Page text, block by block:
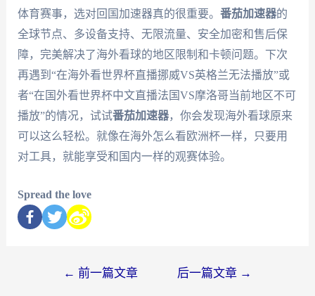
体育赛事，选对回国加速器真的很重要。 番茄加速器的
全球节点、多设备支持、无限流量、安全加密和售后保
障，完美解决了海外看球的地区限制和卡顿问题。下次
再遇到“在海外看世界杯直播挪威VS英格兰无法播放”或
者“在国外看世界杯中文直播法国VS摩洛哥当前地区不可
播放”的情况，试试番茄加速器，你会发现海外看球原来
可以这么轻松。就像在海外怎么看欧洲杯一样，只要用
对工具，就能享受和国内一样的观赛体验。
Spread the love
← 前一篇文章 后一篇文章 →